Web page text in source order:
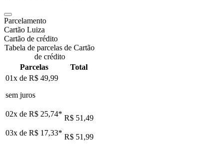
Parcelamento
Cartão Luiza
Cartão de crédito
Tabela de parcelas de Cartão
de crédito
Parcelas
Total
01x de R$ 49,99
sem juros
02x de R$ 25,74* R$ 51,49
03x de R$ 17,33* R$ 51,99